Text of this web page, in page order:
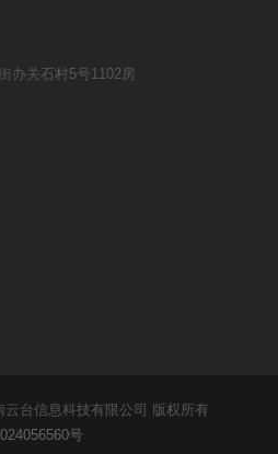
办关石村5号1102房
台信息科技有限公司 版权所有
号